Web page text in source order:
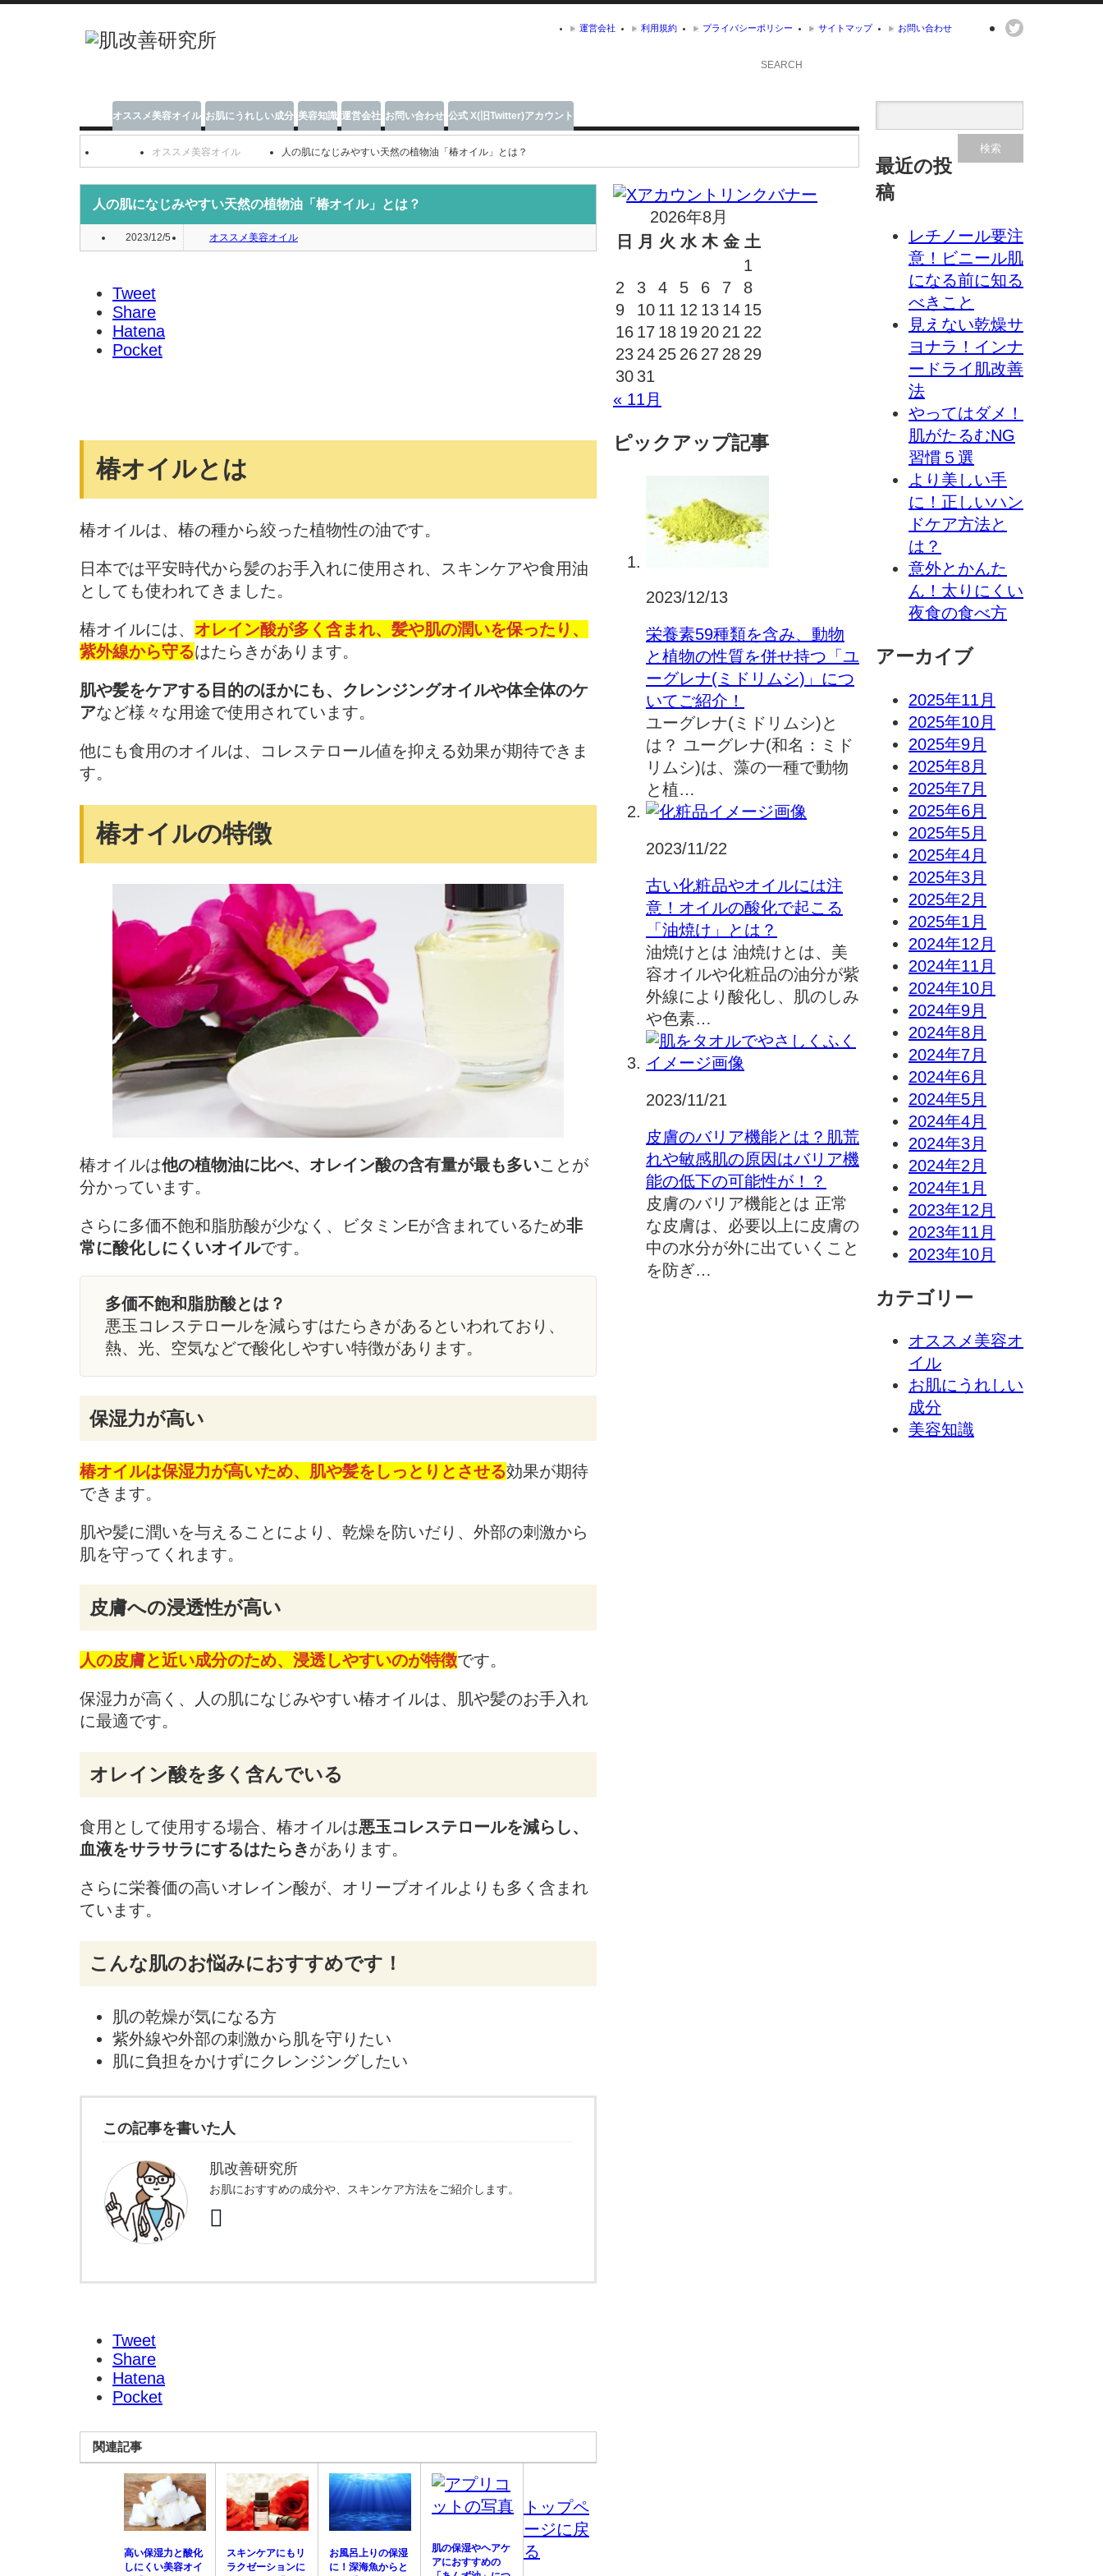
運営会社 利用規約 プライバシーポリシー サイトマップ お問い合わせ
オススメ美容オイル お肌にうれしい成分 美容知識 運営会社 お問い合わせ 公式 X(旧Twitter)アカウント
オススメ美容オイル 人の肌になじみやすい天然の植物油「椿オイル」とは？
人の肌になじみやすい天然の植物油「椿オイル」とは？
2023/12/5 オススメ美容オイル
Tweet
Share
Hatena
Pocket
椿オイルとは
椿オイルは、椿の種から絞った植物性の油です。
日本では平安時代から髪のお手入れに使用され、スキンケアや食用油
としても使われてきました。
椿オイルには、 オレイン酸が多く含まれ、髪や肌の潤いを保ったり、
紫外線から守るはたらきがあります。
肌や髪をケアする目的のほかにも、クレンジングオイルや体全体のケ
アなど様々な用途で使用されています。
他にも食用のオイルは、コレステロール値を抑える効果が期待できま
す。
椿オイルの特徴
椿オイルは他の植物油に比べ、オレイン酸の含有量が最も多いことが
分かっています。
さらに多価不飽和脂肪酸が少なく、ビタミンEが含まれているため非
常に酸化しにくいオイルです。
多価不飽和脂肪酸とは？
悪玉コレステロールを減らすはたらきがあるといわれており、
熱、光、空気などで酸化しやすい特徴があります。
保湿力が高い
椿オイルは保湿力が高いため、肌や髪をしっとりとさせる効果が期待
できます。
肌や髪に潤いを与えることにより、乾燥を防いだり、外部の刺激から
肌を守ってくれます。
皮膚への浸透性が高い
人の皮膚と近い成分のため、浸透しやすいのが特徴です。
保湿力が高く、人の肌になじみやすい椿オイルは、肌や髪のお手入れ
に最適です。
オレイン酸を多く含んでいる
食用として使用する場合、椿オイルは悪玉コレステロールを減らし、
血液をサラサラにするはたらきがあります。
さらに栄養価の高いオレイン酸が、オリーブオイルよりも多く含まれ
ています。
こんな肌のお悩みにおすすめです！
肌の乾燥が気になる方
紫外線や外部の刺激から肌を守りたい
肌に負担をかけずにクレンジングしたい
この記事を書いた人
肌改善研究所
お肌におすすめの成分や、スキンケア方法をご紹介します。
Tweet
Share
Hatena
Pocket
関連記事
高い保湿力と酸化
しにくい美容オイ
スキンケアにもリ
ラクゼーションに
お風呂上りの保湿
に！深海魚からと
肌の保湿やヘアケ
アにおすすめの
トップペ
ージに戻
る
2026年8月
日
月 火 水 木 金 土
1
2
3 4 5 6 7
8
9
10 11 12 13 14 15
16 17 18 19 20 21 22
23 24 25 26 27 28 29
30 31
« 11月
ピックアップ記事
2023/12/13
栄養素59種類を含み、動物
と植物の性質を併せ持つ「ユ
ーグレナ(ミドリムシ)」につ
いてご紹介！
ユーグレナ(ミドリムシ)と
は？ ユーグレナ(和名：ミド
リムシ)は、藻の一種で動物
と植…
2023/11/22
古い化粧品やオイルには注
意！オイルの酸化で起こる
「油焼け」とは？
油焼けとは 油焼けとは、美
容オイルや化粧品の油分が紫
外線により酸化し、肌のしみ
や色素…
2023/11/21
皮膚のバリア機能とは？肌荒
れや敏感肌の原因はバリア機
能の低下の可能性が！？
皮膚のバリア機能とは 正常
な皮膚は、必要以上に皮膚の
中の水分が外に出ていくこと
を防ぎ…
最近の投
稿
レチノール要注
意！ビニール肌
になる前に知る
べきこと
見えない乾燥サ
ヨナラ！インナ
ードライ肌改善
法
やってはダメ！
肌がたるむNG
習慣５選
より美しい手
に！正しいハン
ドケア方法と
は？
意外とかんた
ん！太りにくい
夜食の食べ方
アーカイブ
2025年11月
2025年10月
2025年9月
2025年8月
2025年7月
2025年6月
2025年5月
2025年4月
2025年3月
2025年2月
2025年1月
2024年12月
2024年11月
2024年10月
2024年9月
2024年8月
2024年7月
2024年6月
2024年5月
2024年4月
2024年3月
2024年2月
2024年1月
2023年12月
2023年11月
2023年10月
カテゴリー
オススメ美容オ
イル
お肌にうれしい
成分
美容知識